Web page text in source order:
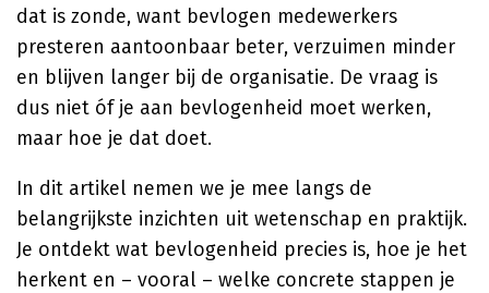
dat is zonde, want bevlogen medewerkers
presteren aantoonbaar beter, verzuimen minder
en blijven langer bij de organisatie. De vraag is
dus niet óf je aan bevlogenheid moet werken,
maar hoe je dat doet.
In dit artikel nemen we je mee langs de
belangrijkste inzichten uit wetenschap en praktijk.
Je ontdekt wat bevlogenheid precies is, hoe je het
herkent en – vooral – welke concrete stappen je